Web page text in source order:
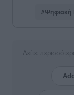
#Ψηφιακή
Δείτε